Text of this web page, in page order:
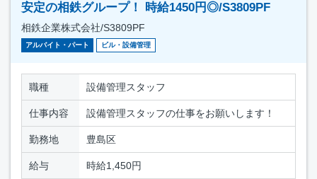
安定の相鉄グループ！ 時給1450円◎/S3809PF
相鉄企業株式会社/S3809PF
アルバイト・パート ビル・設備管理
職種 設備管理スタッフ
仕事内容 設備管理スタッフの仕事をお願いします！
勤務地 豊島区
給与 時給1,450円